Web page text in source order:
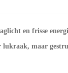
en frisse
maar